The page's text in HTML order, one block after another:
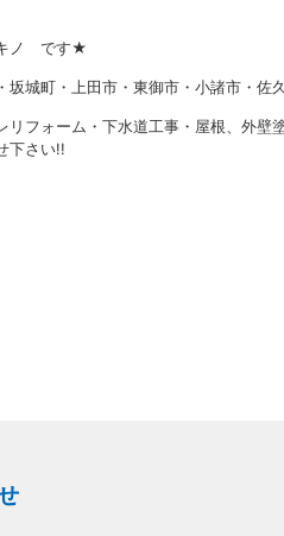
ノ です★
城町・上田市・東御市・小諸市・佐
フォーム・下水道工事・屋根、外壁
下さい!!